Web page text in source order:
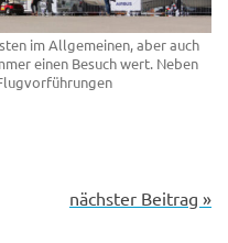
im Allgemeinen, aber auch
einen Besuch wert. Neben
nächster Beitrag »